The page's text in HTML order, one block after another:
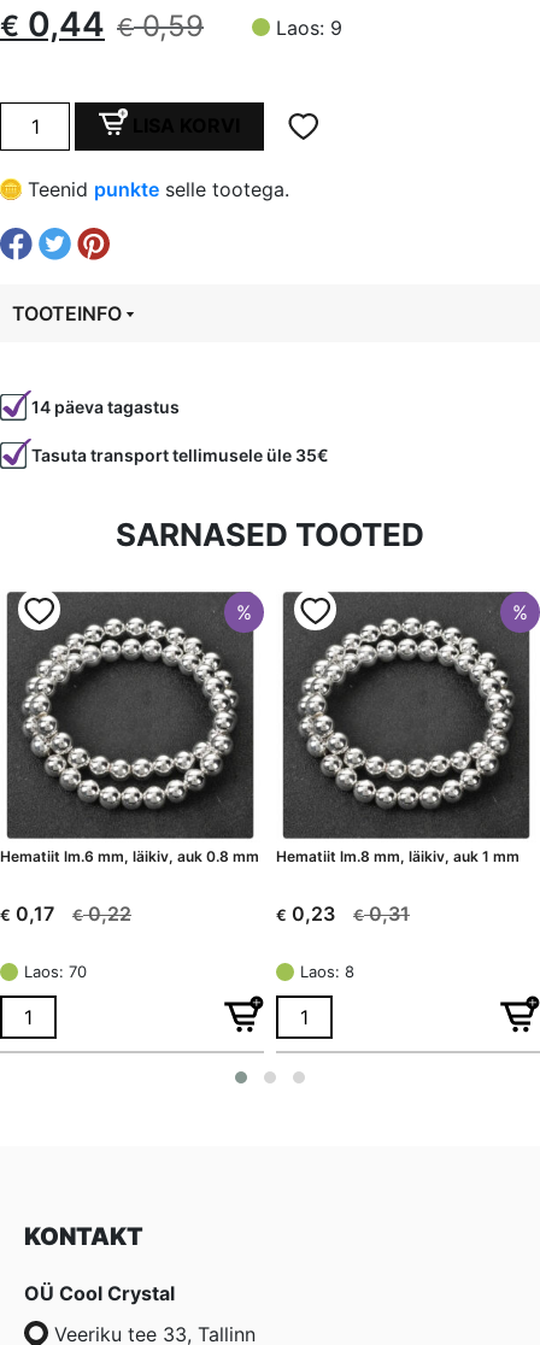
€0,59
Algne
oli:
€ 0,59.
€ 0,44
Current
is:
€ 0,44.
Laos: 9
Tahutud
päikesekivi
8x11
mm,
auk
1
kogus
Teenid punkte selle tootega.
TOOTEINFO
Värvus
Pruun
Kuju
toru
Päikesekivi ehk liivakivi
14 päeva tagastus
Tasuta transport tellimusele üle 35€
SARNASED TOOTED
%
Hematiit lm.6 mm, läikiv, auk 0.8 mm
€0,22
Algne
oli:
€ 0,22.
€ 0,17
Current
is:
€ 0,17.
Laos: 70
%
Hematiit lm.8 mm, läikiv, auk 1 mm
€0,31
Algne
oli:
€ 0,31.
€ 0,23
Current
is:
€ 0,23.
Laos: 8
KONTAKT
OÜ Cool Crystal
Veeriku tee 33, Tallinn